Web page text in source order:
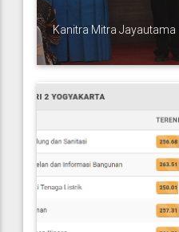
Kanitra Mitra Jayautama